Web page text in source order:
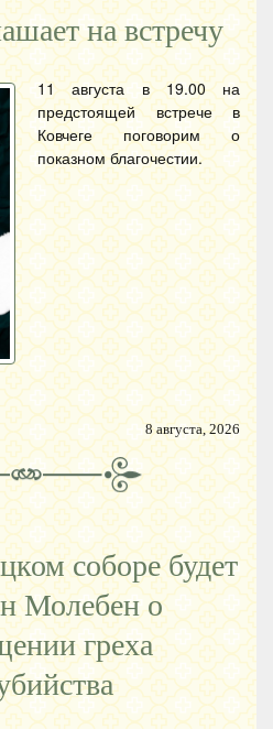
на встречу
11 августа в 19.00 на
предстоящей встрече в
Ковчеге поговорим о
показном благочестии.
8 августа, 2026
соборе будет
Молебен о
греха